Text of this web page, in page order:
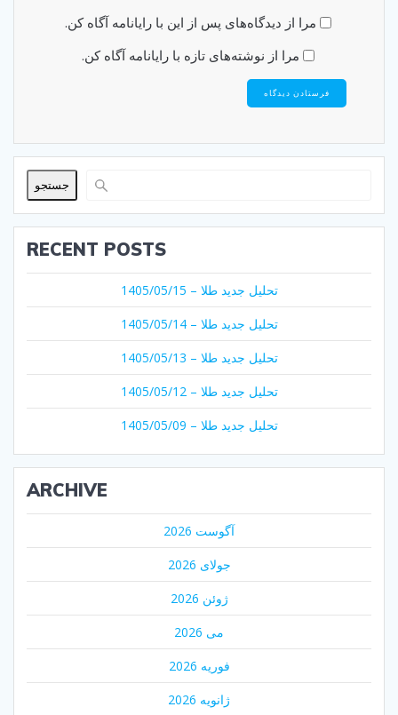
مرا از دیدگاه‌های پس از این با رایانامه آگاه کن.
مرا از نوشته‌های تازه با رایانامه آگاه کن.
جستجو
RECENT POSTS
تحلیل جدید طلا – 1405/05/15
تحلیل جدید طلا – 1405/05/14
تحلیل جدید طلا – 1405/05/13
تحلیل جدید طلا – 1405/05/12
تحلیل جدید طلا – 1405/05/09
ARCHIVE
آگوست 2026
جولای 2026
ژوئن 2026
می 2026
فوریه 2026
ژانویه 2026